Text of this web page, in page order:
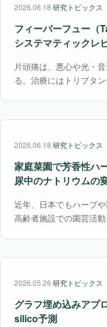
2026.06.18 研究トピックス
フィーバーフュー（
システマティックレ
片頭痛は、悪心や光・
る。治療にはトリプタ
2026.06.18 研究トピックス
家庭菜園で芳香性ハ
尿中のナトリウムの
近年、日本でもハーブ
高齢者施設での園芸活
介入として注目される
2026.05.26 研究トピックス
グラフ埋め込みアプ
silico予測